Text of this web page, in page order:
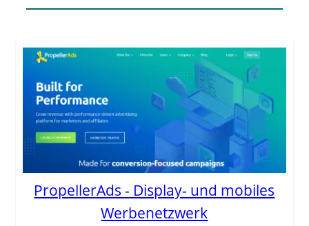
PropellerAds - Display- und mobiles
Werbenetzwerk